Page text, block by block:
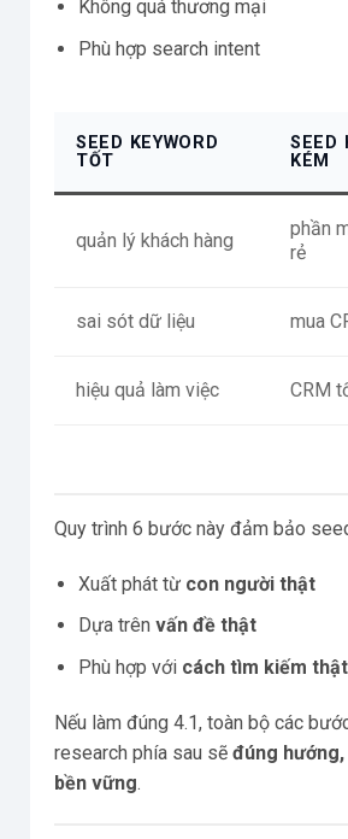
Không quá thương mại
Phù hợp search intent
SEED KEYWORD
TỐT
SEED
KÉM
quản lý khách hàng
phần
rẻ
sai sót dữ liệu mua
hiệu quả làm việc CRM
Quy trình 6 bước này đảm bảo
Xuất phát từ con người thật
Dựa trên vấn đề thật
Phù hợp với cách tìm kiếm thật
Nếu làm đúng 4.1, toàn bộ các
research phía sau sẽ đúng
bền vững.